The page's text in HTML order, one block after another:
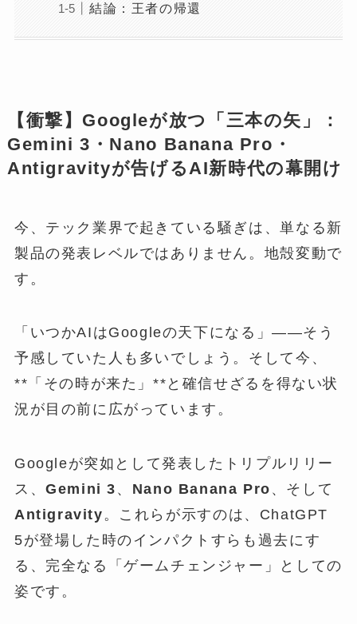
結論：王者の帰還
【衝撃】Googleが放つ「三本の矢」：
Gemini 3・Nano Banana Pro・
Antigravityが告げるAI新時代の幕開け
今、テック業界で起きている騒ぎは、単なる新
製品の発表レベルではありません。地殻変動で
す。
「いつかAIはGoogleの天下になる」——そう
予感していた人も多いでしょう。そして今、
**「その時が来た」**と確信せざるを得ない状
況が目の前に広がっています。
Googleが突如として発表したトリプルリリー
ス、Gemini 3 、 Nano Banana Pro 、そして
Antigravity。これらが示すのは、ChatGPT
5が登場した時のインパクトすらも過去にす
る、完全なる「ゲームチェンジャー」としての
姿です。